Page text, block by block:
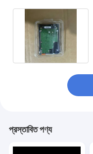
প্রস্তাবিত পণ্য